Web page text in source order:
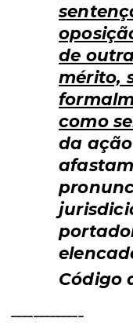
de
mérito,
como
da
Código